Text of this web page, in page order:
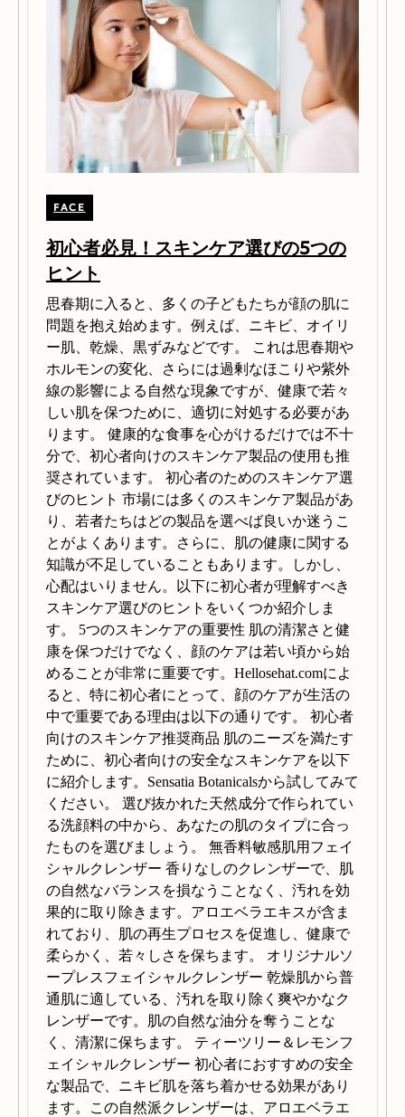
FACE
初心者必見！スキンケア選びの5つの
ヒント
思春期に入ると、多くの子どもたちが顔の肌に
問題を抱え始めます。例えば、ニキビ、オイリ
ー肌、乾燥、黒ずみなどです。 これは思春期や
ホルモンの変化、さらには過剰なほこりや紫外
線の影響による自然な現象ですが、健康で若々
しい肌を保つために、適切に対処する必要があ
ります。 健康的な食事を心がけるだけでは不十
分で、初心者向けのスキンケア製品の使用も推
奨されています。 初心者のためのスキンケア選
びのヒント 市場には多くのスキンケア製品があ
り、若者たちはどの製品を選べば良いか迷うこ
とがよくあります。さらに、肌の健康に関する
知識が不足していることもあります。しかし、
心配はいりません。以下に初心者が理解すべき
スキンケア選びのヒントをいくつか紹介しま
す。 5つのスキンケアの重要性 肌の清潔さと健
康を保つだけでなく、顔のケアは若い頃から始
めることが非常に重要です。Hellosehat.comによ
ると、特に初心者にとって、顔のケアが生活の
中で重要である理由は以下の通りです。 初心者
向けのスキンケア推奨商品 肌のニーズを満たす
ために、初心者向けの安全なスキンケアを以下
に紹介します。Sensatia Botanicalsから試してみて
ください。 選び抜かれた天然成分で作られてい
る洗顔料の中から、あなたの肌のタイプに合っ
たものを選びましょう。 無香料敏感肌用フェイ
シャルクレンザー 香りなしのクレンザーで、肌
の自然なバランスを損なうことなく、汚れを効
果的に取り除きます。アロエベラエキスが含ま
れており、肌の再生プロセスを促進し、健康で
柔らかく、若々しさを保ちます。 オリジナルソ
ープレスフェイシャルクレンザー 乾燥肌から普
通肌に適している、汚れを取り除く爽やかなク
レンザーです。肌の自然な油分を奪うことな
く、清潔に保ちます。 ティーツリー＆レモンフ
ェイシャルクレンザー 初心者におすすめの安全
な製品で、ニキビ肌を落ち着かせる効果があり
ます。この自然派クレンザーは、アロエベラエ